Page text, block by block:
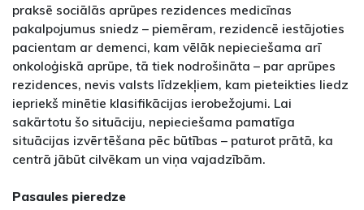
praksē sociālās aprūpes rezidences medicīnas
pakalpojumus sniedz – piemēram, rezidencē iestājoties
pacientam ar demenci, kam vēlāk nepieciešama arī
onkoloģiskā aprūpe, tā tiek nodrošināta – par aprūpes
rezidences, nevis valsts līdzekļiem, kam pieteikties liedz
iepriekš minētie klasifikācijas ierobežojumi. Lai
sakārtotu šo situāciju, nepieciešama pamatīga
situācijas izvērtēšana pēc būtības – paturot prātā, ka
centrā jābūt cilvēkam un viņa vajadzībām.
Pasaules pieredze